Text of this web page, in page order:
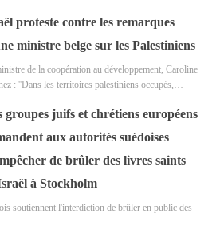
proteste contre les remarques
ministre belge sur les Palestiniens
de la coopération au développement, Caroline
: ''Dans les territoires palestiniens occupés,…
groupes juifs et chrétiens européens
aux autorités suédoises
de brûler des livres saints
à Stockholm
soutiennent l'interdiction de brûler en public des